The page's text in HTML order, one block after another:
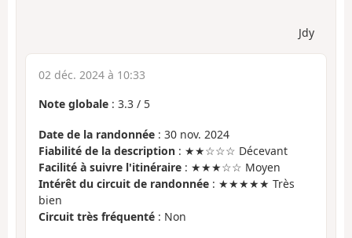
Jdy
02 déc. 2024 à 10:33
Note globale : 3.3 / 5
Date de la randonnée : 30 nov. 2024
Fiabilité de la description : ★★☆☆☆ Décevant
Facilité à suivre l'itinéraire : ★★★☆☆ Moyen
Intérêt du circuit de randonnée : ★★★★★ Très
bien
Circuit très fréquenté : Non